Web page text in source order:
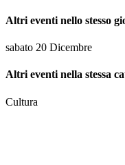
Altri eventi nello stesso
sabato 20 Dicembre
Altri eventi nella stessa
Cultura